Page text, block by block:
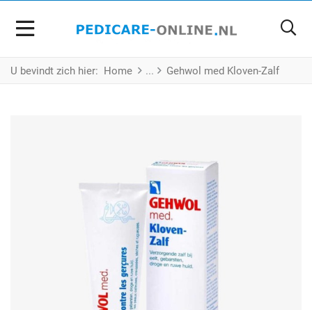
U bevindt zich hier: Home Gehwol med Kloven-Zalf